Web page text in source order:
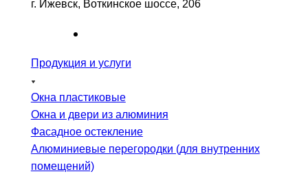
г. Ижевск, Воткинское шоссе, 206
Продукция и услуги
Окна пластиковые
Окна и двери из алюминия
Фасадное остекление
Алюминиевые перегородки (для внутренних
помещений)